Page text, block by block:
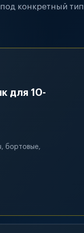
конкретный тип
для 10-
бортовые,